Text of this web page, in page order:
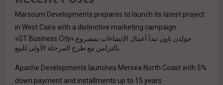
Marsoum Developments prepares to launch its latest project
in West Cairo with a distinctive marketing campaign
جولدن تاون تبدأ أعمال الإنشاءات بمشروع «GT Business City»
بالتزامن مع طرح المرحلة الأولى للبيع
Apache Developments launches Mersea North Coast with 5%
down payment and installments up to 15 years